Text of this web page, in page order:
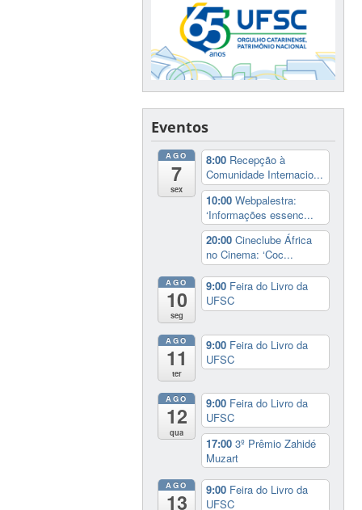
Eventos
AGO
7
sex
8:00 Recepção à
Comunidade Internacio...
10:00Webpalestra:
‘Informações essenc...
20:00Cineclube África
no Cinema: ‘Coc...
AGO
10
seg
9:00 Feira do Livro da
UFSC
AGO
11
ter
9:00 Feira do Livro da
UFSC
AGO
12
qua
9:00 Feira do Livro da
UFSC
17:003º Prêmio Zahidé
Muzart
AGO
13
9:00 Feira do Livro da
UFSC